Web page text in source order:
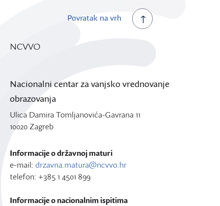
Povratak na vrh
NCVVO
Nacionalni centar za vanjsko vrednovanje
obrazovanja
Ulica Damira Tomljanovića-Gavrana 11
10020 Zagreb
Informacije o državnoj maturi
e-mail: drzavna.matura@ncvvo.hr
telefon: +385 1 4501 899
Informacije o nacionalnim ispitima